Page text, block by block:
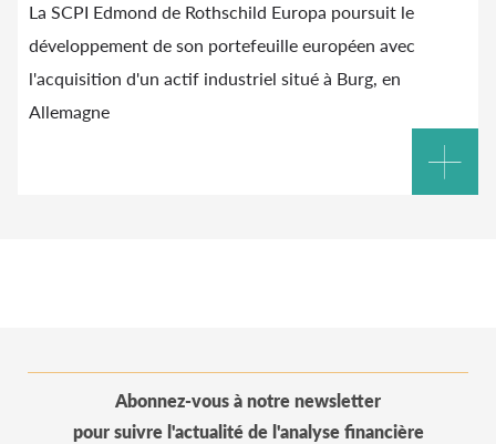
La SCPI Edmond de Rothschild Europa poursuit le
développement de son portefeuille européen avec
l'acquisition d'un actif industriel situé à Burg, en
Allemagne
Abonnez-vous à notre newsletter
pour suivre l'actualité de l'analyse financière